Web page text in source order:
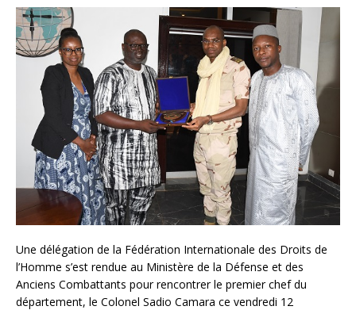
Une délégation de la Fédération Internationale des Droits de
l’Homme s’est rendue au Ministère de la Défense et des
Anciens Combattants pour rencontrer le premier chef du
département, le Colonel Sadio Camara ce vendredi 12